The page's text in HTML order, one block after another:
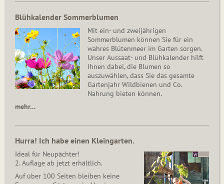
Blühkalender Sommerblumen
Mit ein- und zweijährigen
Sommerblumen können Sie für ein
wahres Blütenmeer im Garten sorgen.
Unser Aussaat- und Blühkalender hilft
Ihnen dabei, die Blumen so
auszuwählen, dass Sie das gesamte
Gartenjahr Wildbienen und Co.
Nahrung bieten können.
mehr…
Hurra! Ich habe einen Kleingarten.
Ideal für Neupächter!
2. Auflage ab jetzt erhältlich.
Auf über 100 Seiten bleiben keine